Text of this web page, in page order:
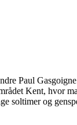
Paul
Kent, hvor
soltimer og